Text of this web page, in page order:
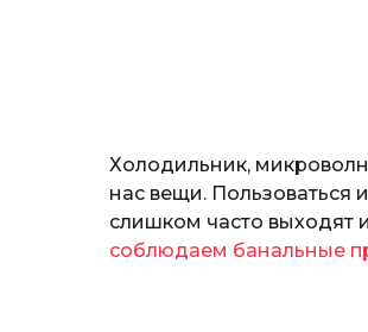
Холодильник,
нас вещи.
слишком часто выходят
соблюдаем банальные